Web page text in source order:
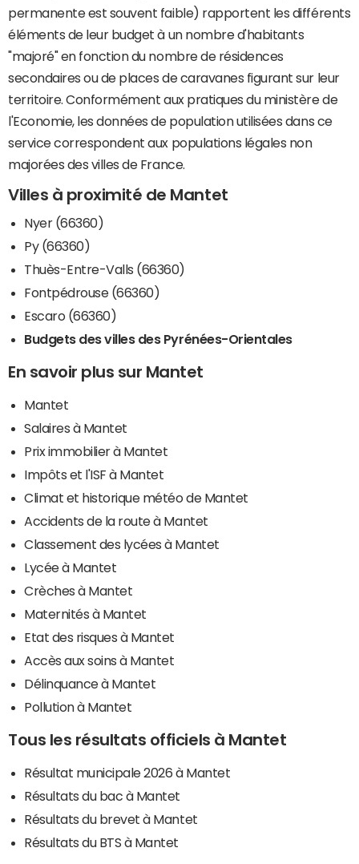
permanente est souvent faible) rapportent les différents
éléments de leur budget à un nombre d'habitants
"majoré" en fonction du nombre de résidences
secondaires ou de places de caravanes figurant sur leur
territoire. Conformément aux pratiques du ministère de
l'Economie, les données de population utilisées dans ce
service correspondent aux populations légales non
majorées des villes de France.
Villes à proximité de Mantet
Nyer (66360)
Py (66360)
Thuès-Entre-Valls (66360)
Fontpédrouse (66360)
Escaro (66360)
Budgets des villes des Pyrénées-Orientales
En savoir plus sur Mantet
Mantet
Salaires à Mantet
Prix immobilier à Mantet
Impôts et l'ISF à Mantet
Climat et historique météo de Mantet
Accidents de la route à Mantet
Classement des lycées à Mantet
Lycée à Mantet
Crèches à Mantet
Maternités à Mantet
Etat des risques à Mantet
Accès aux soins à Mantet
Délinquance à Mantet
Pollution à Mantet
Tous les résultats officiels à Mantet
Résultat municipale 2026 à Mantet
Résultats du bac à Mantet
Résultats du brevet à Mantet
Résultats du BTS à Mantet